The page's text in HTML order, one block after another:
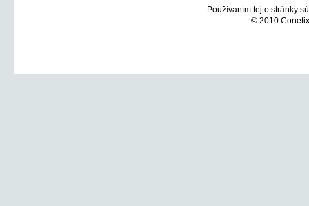
Používaním tejto stránky
© 2010